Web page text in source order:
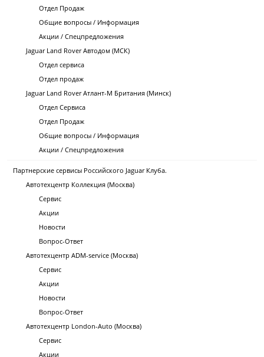
Отдел Продаж
Общие вопросы / Информация
Акции / Спецпредложения
Jaguar Land Rover Автодом (МСК)
Отдел сервиса
Отдел продаж
Jaguar Land Rover Атлант-М Британия (Минск)
Отдел Сервиса
Отдел Продаж
Общие вопросы / Информация
Акции / Спецпредложения
Партнерские сервисы Российского Jaguar Клуба.
Автотехцентр Коллекция (Москва)
Сервис
Акции
Новости
Вопрос-Ответ
Автотехцентр ADM-service (Москва)
Сервис
Акции
Новости
Вопрос-Ответ
Автотехцентр London-Auto (Москва)
Сервис
Акции